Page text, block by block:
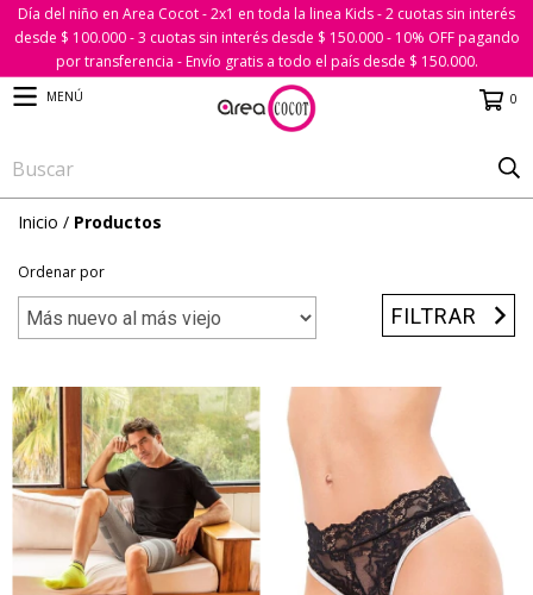
Día del niño en Area Cocot - 2x1 en toda la linea Kids - 2 cuotas sin interés
desde $ 100.000 - 3 cuotas sin interés desde $ 150.000 - 10% OFF pagando
por transferencia - Envío gratis a todo el país desde $ 150.000.
MENÚ 0
Inicio / Productos
Ordenar por
FILTRAR